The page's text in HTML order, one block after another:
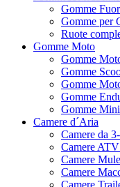
Gomme
Gomme per
Ruote
Gomme Moto
Gomme
Gomme
Gomme
Gomme
Gomme
Camere d´Aria
Camere da
Camere
Camere
Camere
Camere